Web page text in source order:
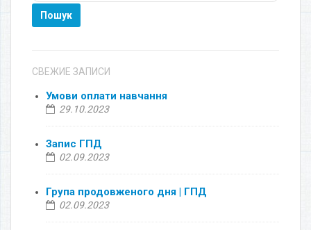
Пошук
СВЕЖИЕ ЗАПИСИ
Умови оплати навчання
29.10.2023
Запис ГПД
02.09.2023
Група продовженого дня | ГПД
02.09.2023